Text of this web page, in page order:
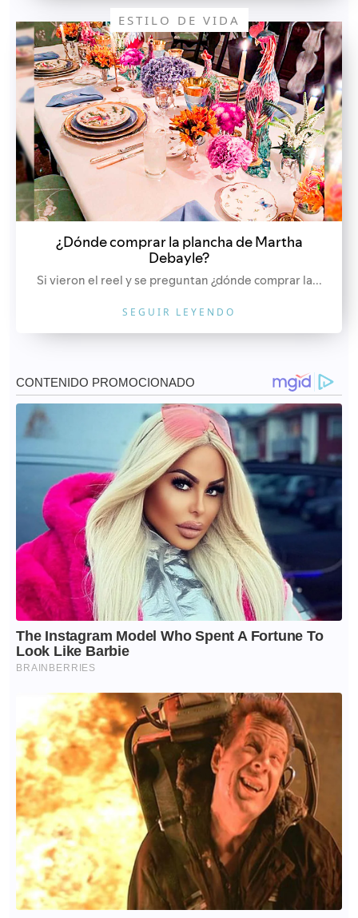
ESTILO DE VIDA
¿Dónde comprar la plancha de Martha
Debayle?
Si vieron el reel y se preguntan ¿dónde comprar la...
SEGUIR LEYENDO